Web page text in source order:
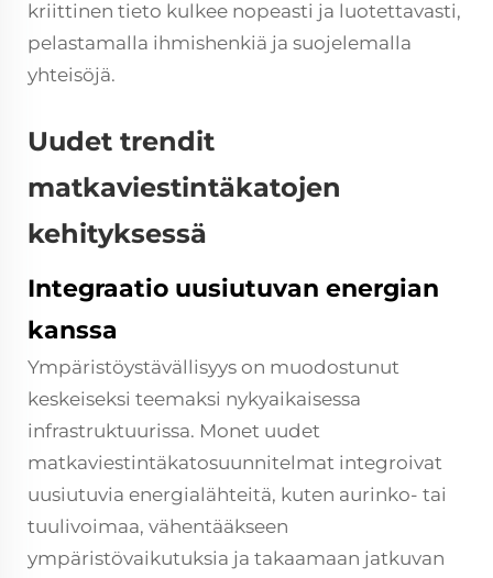
kriittinen tieto kulkee nopeasti ja luotettavasti,
pelastamalla ihmishenkiä ja suojelemalla
yhteisöjä.
Uudet trendit
matkaviestintäkatojen
kehityksessä
Integraatio uusiutuvan energian
kanssa
Ympäristöystävällisyys on muodostunut
keskeiseksi teemaksi nykyaikaisessa
infrastruktuurissa. Monet uudet
matkaviestintäkatosuunnitelmat integroivat
uusiutuvia energialähteitä, kuten aurinko- tai
tuulivoimaa, vähentääkseen
ympäristövaikutuksia ja takaamaan jatkuvan